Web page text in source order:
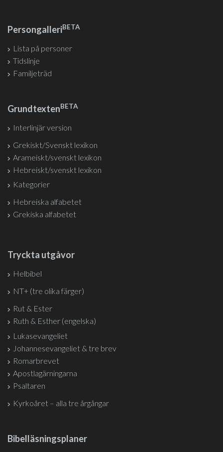
PersongalleriBETA
Lista på personer
Tidslinje
Familjeträd
GrundtextenBETA
Interlinjär version
Grekiskt/Svenskt lexikon
Arameiskt/svenskt lexikon
Hebreiskt/svenskt lexikon
Kategorier
Hebreiska alfabetet
Grekiska alfabetet
Tryckta utgåvor
Helbibel
NT+ (tre olika färger)
Rut & Ester
Ruth & Esther (engelska)
Lukasevangeliet
Johannesevangeliet & tre brev
Romarbrevet
Apostlagärningarna
Psaltaren
Kyrkoåret – alla tre årgångar
Bibelläsningsplaner